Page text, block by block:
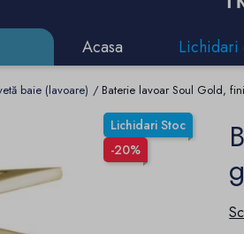
Acasa Lichidari
baie (lavoare) Baterie lavoar Soul Gold,
Lichidari Stoc
-20%